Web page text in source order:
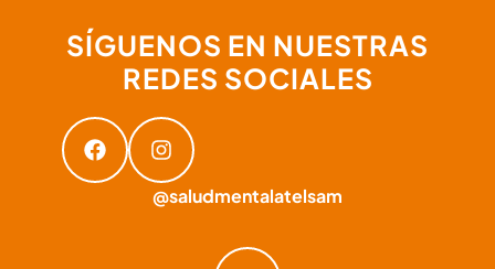
SÍGUENOS EN NUESTRAS
REDES SOCIALES
@saludmentalatelsam